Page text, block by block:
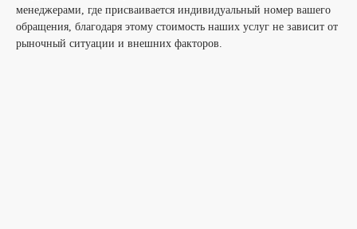
менеджерами, где присваивается индивидуальный номер вашего
обращения, благодаря этому стоимость наших услуг не зависит от
рыночный ситуации и внешних факторов.